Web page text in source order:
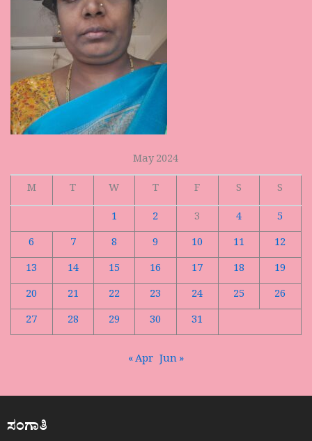
May 2024
M
T W T F S
S
1
2 3 4
5
6
7 8 9 10 11
12
13
14 15 16 17 18
19
20
21 22 23 24 25
26
27
28 29 30 31
« Apr Jun »
ಸಂಗಾತಿ